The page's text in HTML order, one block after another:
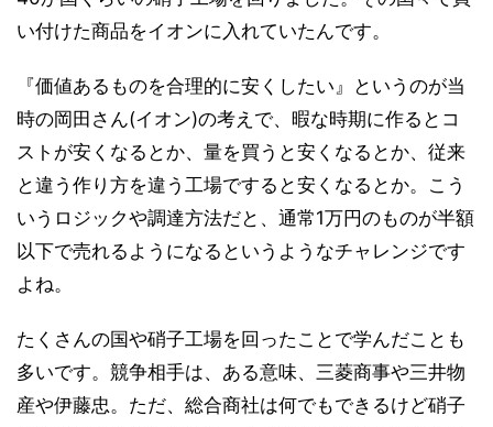
い付けた商品をイオンに入れていたんです。
『価値あるものを合理的に安くしたい』というのが当
時の岡田さん(イオン)の考えで、暇な時期に作るとコ
ストが安くなるとか、量を買うと安くなるとか、従来
と違う作り方を違う工場ですると安くなるとか。こう
いうロジックや調達方法だと、通常1万円のものが半額
以下で売れるようになるというようなチャレンジです
よね。
たくさんの国や硝子工場を回ったことで学んだことも
多いです。競争相手は、ある意味、三菱商事や三井物
産や伊藤忠。ただ、総合商社は何でもできるけど硝子